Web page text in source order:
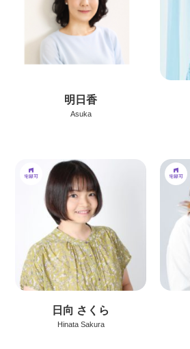
明日香
Asuka
日向 さくら
Hinata Sakura